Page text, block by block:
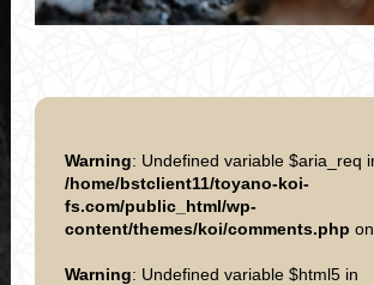
Warning: Undefined variable $aria_req
/home/bstclient11/toyano-koi-
fs.com/public_html/wp-
content/themes/koi/comments.php
Warning: Undefined variable $html5 in